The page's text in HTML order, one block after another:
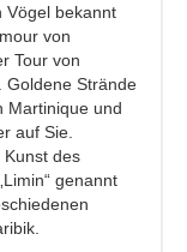
Vögel bekannt
von
Tour von
Goldene Strände
Martinique und
auf Sie.
Kunst des
genannt